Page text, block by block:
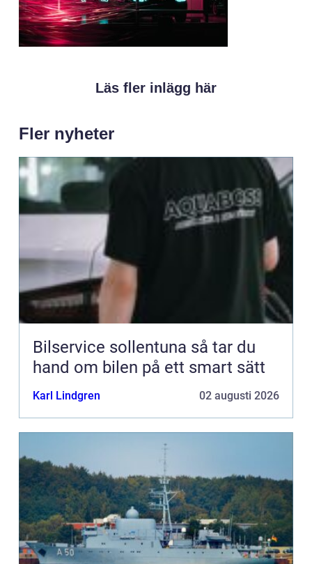
Läs fler inlägg här
Fler nyheter
Bilservice sollentuna så tar du
hand om bilen på ett smart sätt
Karl Lindgren 02 augusti 2026